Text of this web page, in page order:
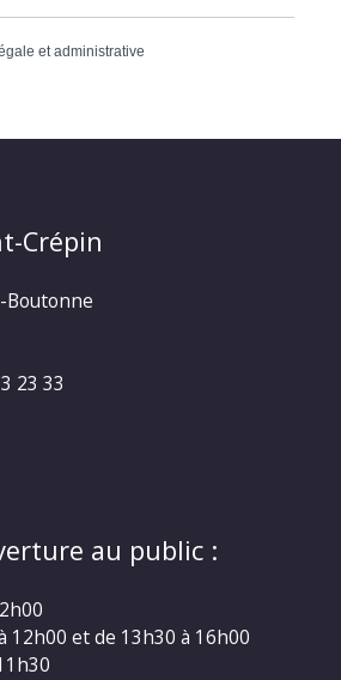
et administrative
Crépin
Boutonne
23 33
au public :
12h00 et de 13h30 à 16h00